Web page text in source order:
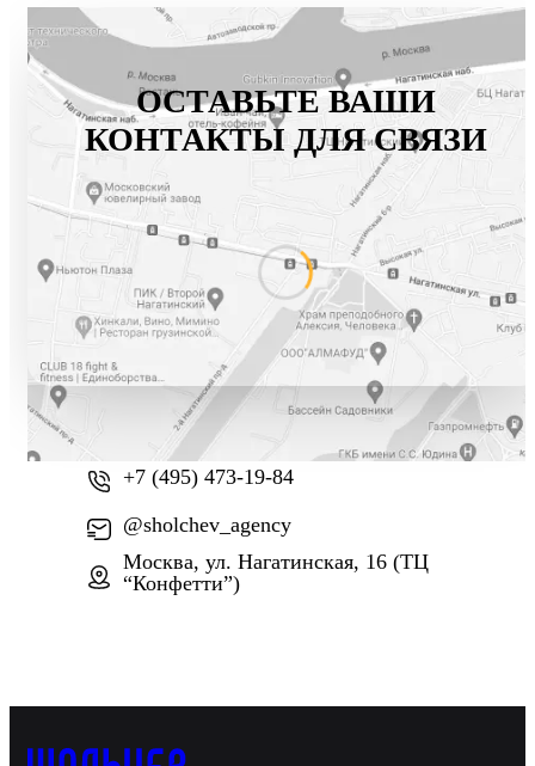
ОСТАВЬТЕ ВАШИ
КОНТАКТЫ ДЛЯ СВЯЗИ
+7 (800) 777-61-74
+7 (495) 473-19-84
@sholchev_agency
Москва, ул. Нагатинская, 16 (ТЦ
“Конфетти”)